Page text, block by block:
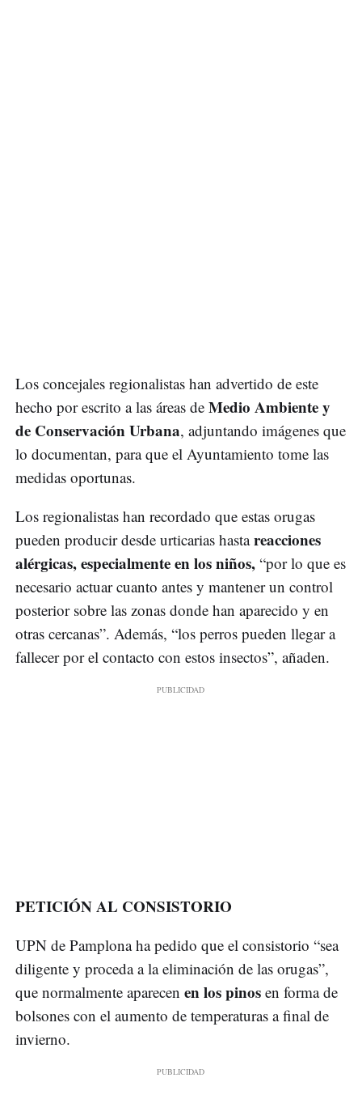
Los concejales regionalistas han advertido de este
hecho por escrito a las áreas de Medio Ambiente y
de Conservación Urbana, adjuntando imágenes que
lo documentan, para que el Ayuntamiento tome las
medidas oportunas.
Los regionalistas han recordado que estas orugas
pueden producir desde urticarias hastareacciones
alérgicas, especialmente en los niños, “por lo que es
necesario actuar cuanto antes y mantener un control
posterior sobre las zonas donde han aparecido y en
otras cercanas”. Además, “los perros pueden llegar a
fallecer por el contacto con estos insectos”, añaden.
PETICIÓN AL CONSISTORIO
UPN de Pamplona ha pedido que el consistorio “sea
diligente y proceda a la eliminación de las orugas”,
que normalmente aparecen en los pinos en forma de
bolsones con el aumento de temperaturas a final de
invierno.